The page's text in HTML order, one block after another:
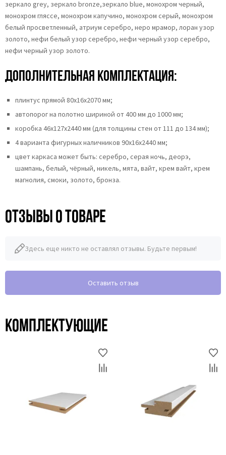
зеркало grey, зеркало bronze,зеркало blue, монохром черный,
монохром гляссе, монохром капучино, монохром серый, монохром
белый просветленный, атриум серебро, неро мрамор, лоран узор
золото, нефи белый узор серебро, нефи черный узор серебро,
нефи черный узор золото.
Дополнительная комплектация:
плинтус прямой 80х16х2070 мм;
автопорог на полотно шириной от 400 мм до 1000 мм;
коробка 46x127x2440 мм (для толщины стен от 111 до 134 мм);
4 варианта фигурных наличников 90х16х2440 мм;
цвет каркаса может быть: серебро, серая ночь, деорэ,
шампань, белый, чёрный, никель, мята, вайт, крем вайт, крем
магнолия, смоки, золото, бронза.
Отзывы о товаре
Здесь еще никто не оставлял отзывы. Будьте первым!
Оставить отзыв
Комплектующие